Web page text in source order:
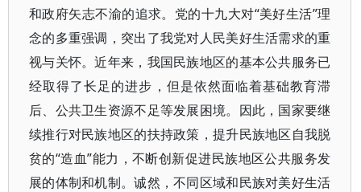
和政府矢志不渝的追求。党的十九大对“美好生活”理
念的多重强调，突出了我党对人民美好生活需求的重
视与关怀。近年来，我国民族地区的基本公共服务已
经取得了长足的进步，但是依然面临着基础教育滞
后、公共卫生资源不足等发展困境。因此，国家要继
续推行对民族地区的扶持政策，提升民族地区自我脱
贫的“造血”能力，不断创新促进民族地区公共服务发
展的体制和机制。诚然，不同区域和民族对美好生活